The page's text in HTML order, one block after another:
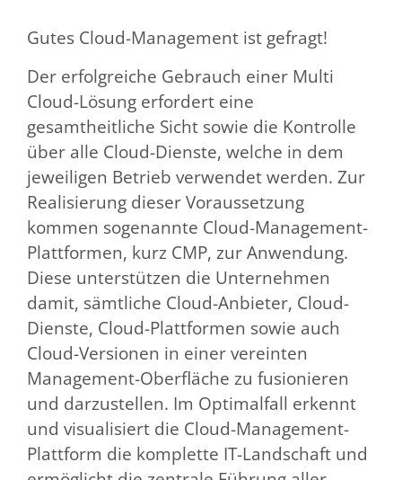
Gutes Cloud-Management ist gefragt!
Der erfolgreiche Gebrauch einer Multi
Cloud-Lösung erfordert eine
gesamtheitliche Sicht sowie die Kontrolle
über alle Cloud-Dienste, welche in dem
jeweiligen Betrieb verwendet werden. Zur
Realisierung dieser Voraussetzung
kommen sogenannte Cloud-Management-
Plattformen, kurz CMP, zur Anwendung.
Diese unterstützen die Unternehmen
damit, sämtliche Cloud-Anbieter, Cloud-
Dienste, Cloud-Plattformen sowie auch
Cloud-Versionen in einer vereinten
Management-Oberfläche zu fusionieren
und darzustellen. Im Optimalfall erkennt
und visualisiert die Cloud-Management-
Plattform die komplette IT-Landschaft und